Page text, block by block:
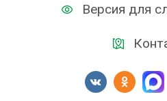
Версия для